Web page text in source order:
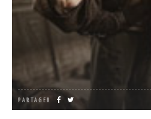
PARTAGER